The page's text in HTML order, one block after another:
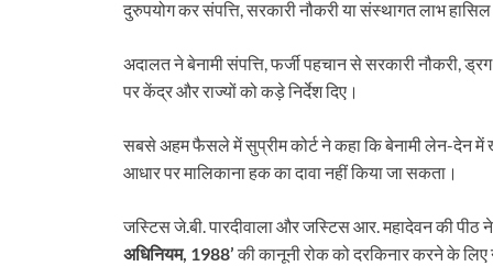
दुरुपयोग कर संपत्ति, सरकारी नौकरी या संस्थागत लाभ
अदालत ने बेनामी संपत्ति, फर्जी पहचान से सरकारी नौकरी,
पर केंद्र और राज्यों को कड़े निर्देश दिए।
सबसे अहम फैसले में सुप्रीम कोर्ट ने कहा कि बेनामी लेन-देन में
आधार पर मालिकाना हक का दावा नहीं किया जा सकता।
जस्टिस जे.बी. पारदीवाला और जस्टिस आर. महादेवन की पीठ
अधिनियम, 1988’की कानूनी रोक को दरकिनार करने के लिए